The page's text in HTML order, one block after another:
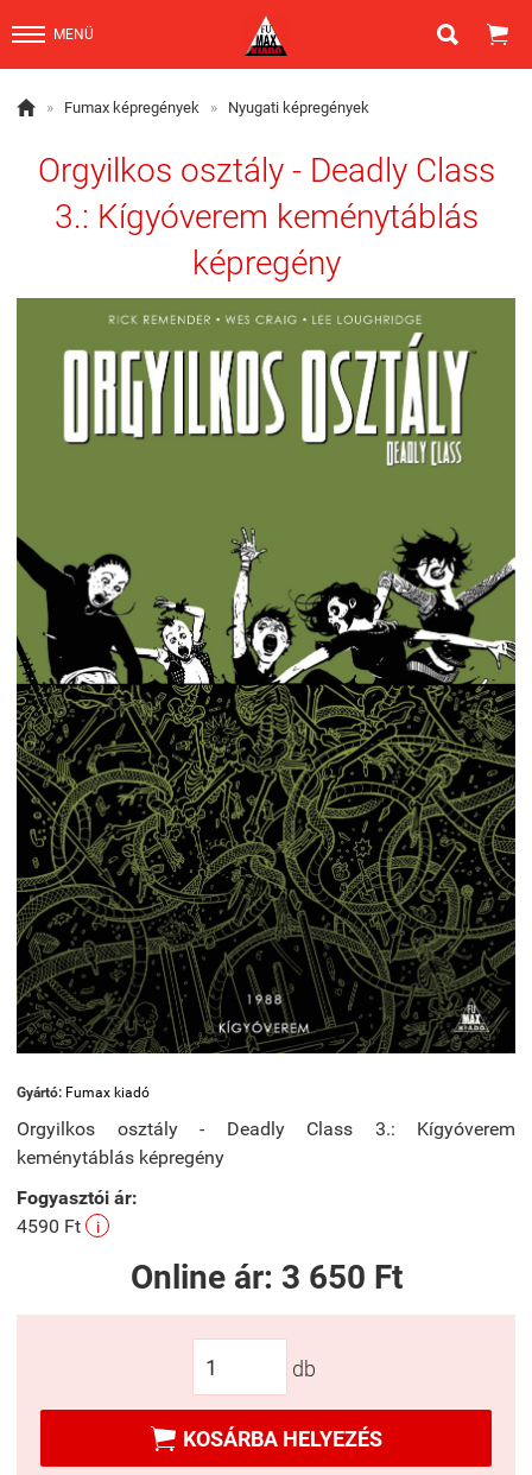
MENÜ  
 » Fumax képregények » Nyugati képregények
Orgyilkos osztály - Deadly Class
3.: Kígyóverem keménytáblás
képregény
Gyártó: Fumax kiadó
Orgyilkos osztály - Deadly Class 3.: Kígyóverem
keménytáblás képregény
Fogyasztói ár:
4590 Ft
i
Online ár: 3 650 Ft
db
 KOSÁRBA HELYEZÉS